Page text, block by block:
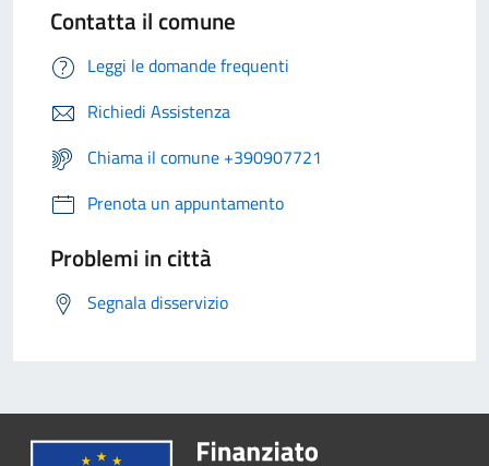
Contatta il comune
Leggi le domande frequenti
Richiedi Assistenza
Chiama il comune +390907721
Prenota un appuntamento
Problemi in città
Segnala disservizio